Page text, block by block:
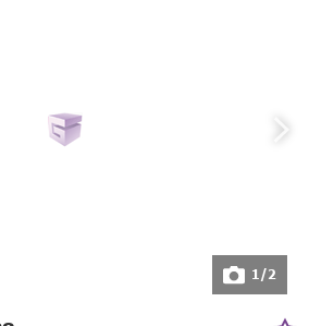
Пн, Вс выходной
Вт-Пт с 09:00 до 18:00, обед с
1/2